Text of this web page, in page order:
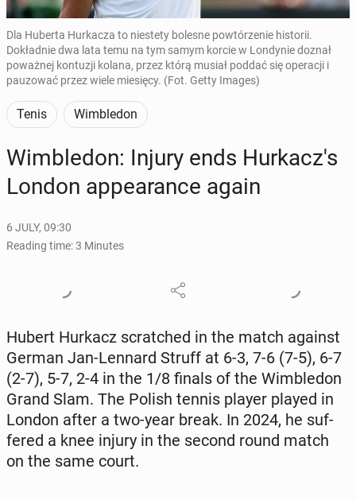
Dla Huberta Hurkacza to niestety bolesne powtórzenie historii.
Dokładnie dwa lata temu na tym samym korcie w Londynie doznał
poważnej kontuzji kolana, przez którą musiał poddać się operacji i
pauzować przez wiele miesięcy. (Fot. Getty Images)
Tenis Wimbledon
Wim­ble­don: Injury ends Hurkacz's
London ap­pear­ance again
6 JULY, 09:30
Reading time: 3 Minutes
Hubert Hurkacz scratched in the match against
German Jan-Lennard Struff at 6-3, 7-6 (7-5), 6-7
(2-7), 5-7, 2-4 in the 1/8 finals of the Wim­ble­don
Grand Slam. The Polish tennis player played in
London after a two-year break. In 2024, he suf­
fered a knee injury in the second round match
on the same court.